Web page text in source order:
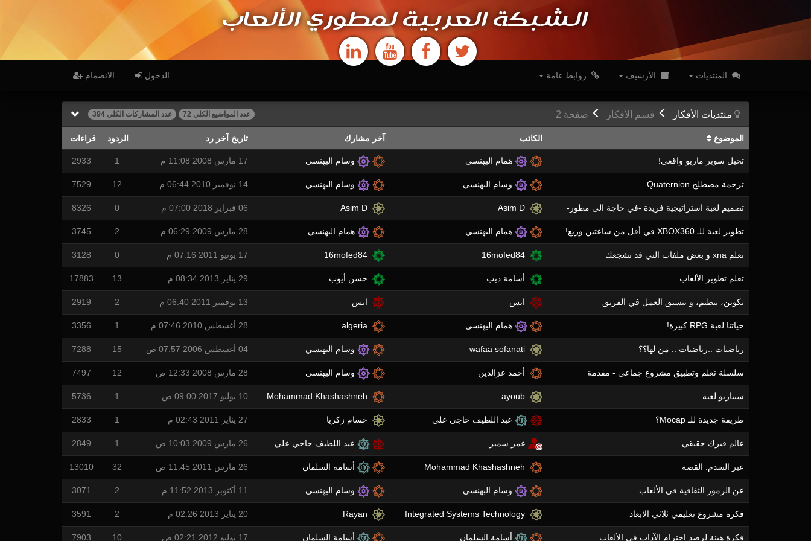
الشبكة العربية لمطوري الألعاب
المنتديات الأرشيف روابط عامة الدخول الانضمام
منتديات الأفكار قسم الأفكار صفحة عدد المواضيع الكلي 72 عدد المشاركات الكلي 394
الموضوع الكاتب آخر مشارك تاريخ آخر رد الردود قراءات
تخيل سوبر ماريو واقعي! همام البهنسي وسام البهنسي 17 مارس 2008 11:08 م 1
2933
ترجمة مصطلح Quaternion وسام البهنسي وسام البهنسي 14 نوفمبر 2010 06:44 م 12
7529
تصميم لعبة استراتيجية فريدة -في حاجة الى مطور- 06 فبراير 2018 07:00 م 0
8326
تطوير لعبة للـ XBOX360 في أقل من ساعتين وربع! همام البهنسي همام البهنسي 28 مارس 2009 06:29 م 2
3745
تعلم xna و بعض ملفات التي قد تشجعك 16mofed84
16mofed84 17 يونيو 2011 07:16 م 0
3128
تعلم تطوير الألعاب أسامة ديب حسن أيوب 29 يناير 2013 08:34 م 13
17883
تكوين، تنظيم، و تنسيق العمل في الفريق انس انس 13 نوفمبر 2011 06:40 م 2
2919
حياتنا لعبة RPG كبيرة! همام البهنسي 28 أغسطس 2010 07:46 م 1
3356
رياضيات ..رياضيات .. من لها؟؟ وسام البهنسي 04 أغسطس 2006 07:57 ص 15
7288
سلسلة تعلم وتطبيق مشروع جماعى - مقدمة أحمد عزالدين وسام البهنسي 28 مارس 2008 12:33 ص 12
7497
سيناريو لعبة 10 يوليو 2017 09:00 ص 1
5736
طريقة جديدة للـ Mocap؟ عبد اللطيف حاجي علي حسام زكريا 27 يناير 2011 02:43 م 1
2833
عالم فيزك حقيقي عمر سمير عبد اللطيف حاجي علي 26 مارس 2009 10:03 ص 1
2849
عبر السدم: القصة أسامة السلمان 26 مارس 2011 11:45 ص 32
13010
عن الرموز الثقافية في الألعاب وسام البهنسي وسام البهنسي 11 أكتوبر 2013 11:52 م 2
3071
فكرة مشروع تعليمي ثلاثي الابعاد 20 يناير 2013 02:26 م 2
3591
فكرة هيئة لرصد احترام الآداب في الألعاب أسامة السلمان أسامة السلمان 17 يوليو 2012 02:21 ص 10
7903